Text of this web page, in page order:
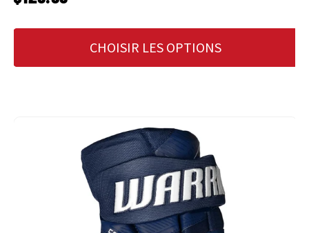
CHOISIR LES OPTIONS